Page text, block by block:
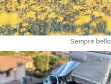
Sempre bello